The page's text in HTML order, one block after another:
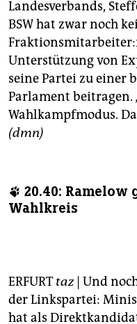
Landesverbands,
BSW hat zwar noch
Unterstützung von
seine Partei zu einer
Parlament
Wahlkampfmodus.
(dmn)
🐾 20.40:
Wahlkreis
ERFURT taz| Und
der Linkspartei:
hat als